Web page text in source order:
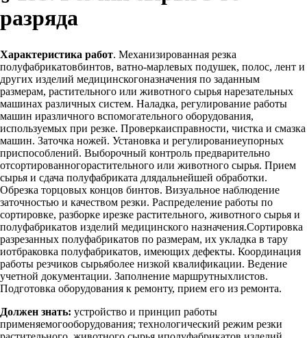
разряда
Характеристика работ. Механизированная резка
полуфабрикатовбинтов, ватно-марлевых подушек, полос, лент и
других изделий медицинскогоназначения по заданным
размерам, растительного или животного сырья нарезательных
машинах различных систем. Наладка, регулирование работы
машин иразличного вспомогательного оборудования,
используемых при резке. Проверкаисправности, чистка и смазка
машин. Заточка ножей. Установка и регулированиеупорных
приспособлений. Выборочный контроль предварительно
отсортированногорастительного или животного сырья. Прием
сырья и сдача полуфабриката длядальнейшей обработки.
Обрезка торцовых концов бинтов. Визуальное наблюдение
заточностью и качеством резки. Распределение работы по
сортировке, разборке ирезке растительного, животного сырья и
полуфабрикатов изделий медицинского назначения.Сортировка
разрезанных полуфабрикатов по размерам, их укладка в тару
иотбраковка полуфабрикатов, имеющих дефекты. Координация
работы резчиков сырьяболее низкой квалификации. Ведение
учетной документации. Заполнение маршрутныхлистов.
Подготовка оборудования к ремонту, прием его из ремонта.
Должен знать: устройство и принцип работы
применяемогооборудования; технологический режим резки